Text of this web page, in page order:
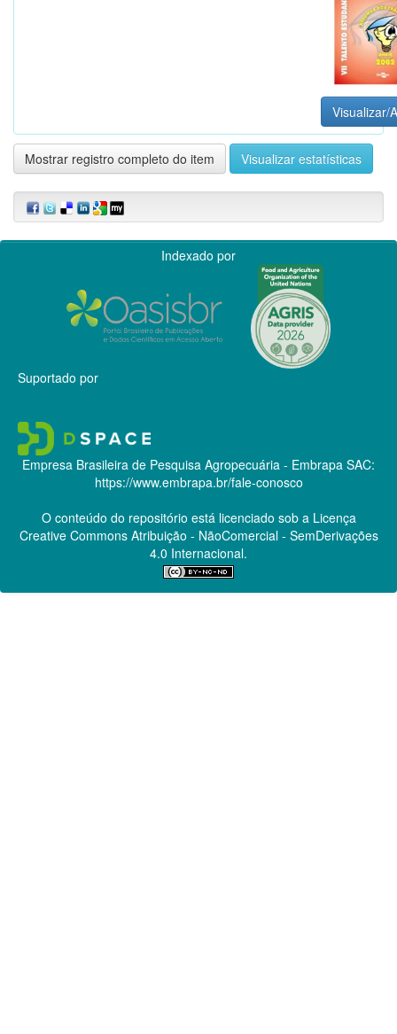
Visualizar/
Mostrar registro completo do item Visualizar estatísticas
Indexado por
Suportado por
Empresa Brasileira de Pesquisa Agropecuária - Embrapa SAC:
https://www.embrapa.br/fale-conosco
O conteúdo do repositório está licenciado sob a Licença
Creative CommonsAtribuição - NãoComercial - SemDerivações
4.0 Internacional.